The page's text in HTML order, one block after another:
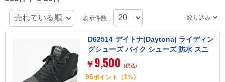
表示件数 絞り込み
D62514 デイトナ(Daytona) ライディン
グシューズ バイク シューズ 防水 スニ
ーカー サイドジップ V-WP DS-503 ブラ
ック 25.5cm
￥ 9,500 (税込)
95ポイント （1%）